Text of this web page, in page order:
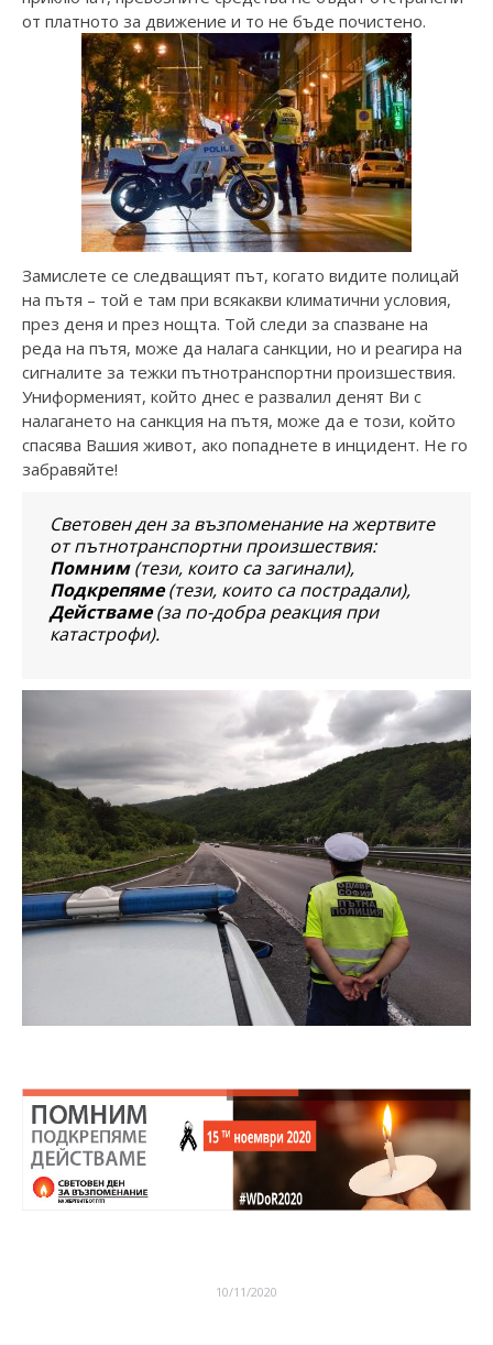
от платното за движение и то не бъде почистено.
Замислете се следващият път, когато видите полицай
на пътя – той е там при всякакви климатични условия,
през деня и през нощта. Той следи за спазване на
реда на пътя, може да налага санкции, но и реагира на
сигналите за тежки пътнотранспортни произшествия.
Униформеният, който днес е развалил денят Ви с
налагането на санкция на пътя, може да е този, който
спасява Вашия живот, ако попаднете в инцидент. Не го
забравяйте!
Световен ден за възпоменание на жертвите
от пътнотранспортни произшествия:
Помним(тези, които са загинали),
Подкрепяме(тези, които са пострадали),
Действаме(за по-добра реакция при
катастрофи).
10/11/2020